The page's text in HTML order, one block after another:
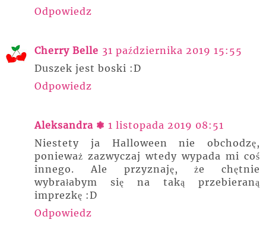
Odpowiedz
Cherry Belle 31 października 2019 15:55
Duszek jest boski :D
Odpowiedz
Aleksandra ❃ 1 listopada 2019 08:51
Niestety ja Halloween nie obchodzę,
ponieważ zazwyczaj wtedy wypada mi coś
innego. Ale przyznaję, że chętnie
wybrałabym się na taką przebieraną
imprezkę :D
Odpowiedz